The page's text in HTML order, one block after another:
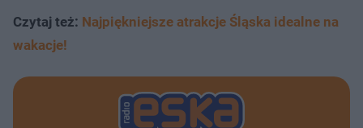
Czytaj też: Najpiękniejsze atrakcje Śląska idealne na
wakacje!